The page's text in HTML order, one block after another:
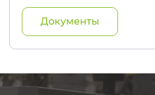
Документы